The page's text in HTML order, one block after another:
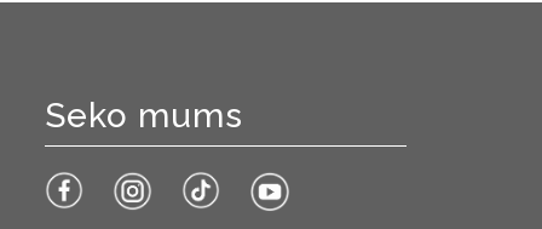
Seko mums